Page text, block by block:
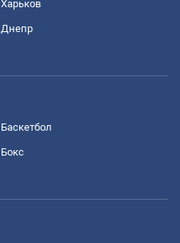
Харьков
Днепр
Баскетбол
Бокс